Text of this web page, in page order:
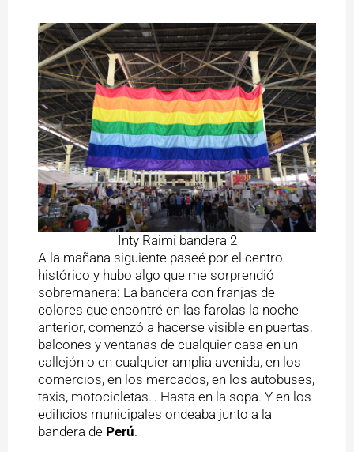
Inty Raimi bandera 2
A la mañana siguiente paseé por el centro
histórico y hubo algo que me sorprendió
sobremanera: La bandera con franjas de
colores que encontré en las farolas la noche
anterior, comenzó a hacerse visible en puertas,
balcones y ventanas de cualquier casa en un
callejón o en cualquier amplia avenida, en los
comercios, en los mercados, en los autobuses,
taxis, motocicletas… Hasta en la sopa. Y en los
edificios municipales ondeaba junto a la
bandera de Perú.